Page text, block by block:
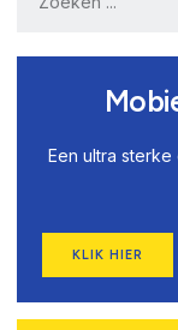
Een ultra
KLIK HIER